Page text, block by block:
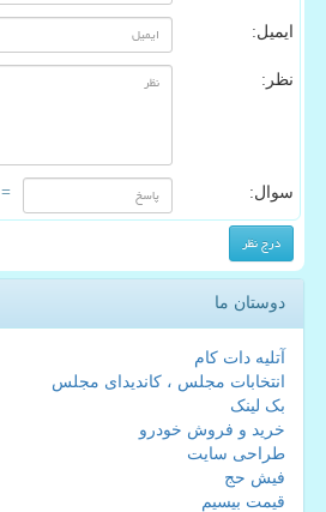
ایمیل:
نظر:
سوال: = ۹ بعلاوه ۵
دوستان ما
آتلیه دات کام
انتخابات مجلس ، کاندیدای مجلس
بک لینک
خرید و فروش خودرو
طراحی سایت
فیش حج
قیمت بیسیم